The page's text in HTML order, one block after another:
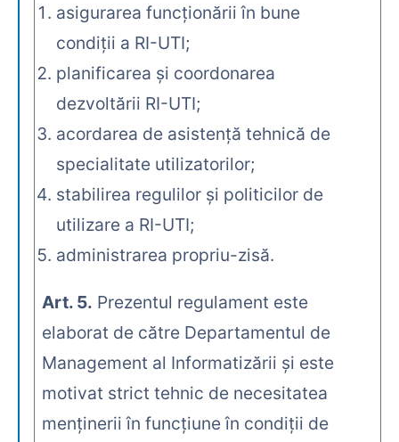
asigurarea funcţionării în bune
condiţii a RI-UTI;
planificarea şi coordonarea
dezvoltării RI-UTI;
acordarea de asistenţă tehnică de
specialitate utilizatorilor;
stabilirea regulilor şi politicilor de
utilizare a RI-UTI;
administrarea propriu-zisă.
Art. 5. Prezentul regulament este
elaborat de către Departamentul de
Management al Informatizării şi este
motivat strict tehnic de necesitatea
menţinerii în funcţiune în condiţii de